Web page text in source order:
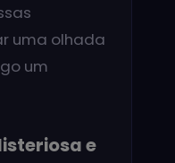
uma olhada
um
e